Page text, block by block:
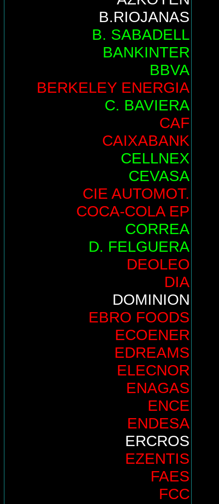
B.RIOJANAS
B. SABADELL
BANKINTER
BBVA
BERKELEY ENERGIA
C. BAVIERA
CAF
CAIXABANK
CELLNEX
CEVASA
CIE AUTOMOT.
COCA-COLA EP
CORREA
D. FELGUERA
DEOLEO
DIA
DOMINION
EBRO FOODS
ECOENER
EDREAMS
ELECNOR
ENAGAS
ENCE
ENDESA
ERCROS
EZENTIS
FAES
FCC